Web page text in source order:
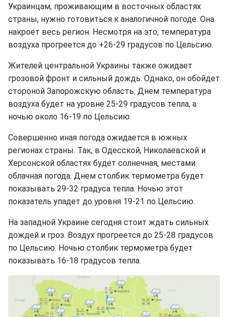
Украинцам, проживающим в восточных областях
страны, нужно готовиться к аналогичной погоде. Она
накроет весь регион. Несмотря на это, температура
воздуха прогреется до +26-29 градусов по Цельсию.
Жителей центральной Украины также ожидает
грозовой фронт и сильный дождь. Однако, он обойдет
стороной Запорожскую область. Днем температура
воздуха будет на уровне 25-29 градусов тепла, а
ночью около 16-19 по Цельсию.
Совершенно иная погода ожидается в южных
регионах страны. Так, в Одесской, Николаевской и
Херсонской областях будет солнечная, местами
облачная погода. Днем столбик термометра будет
показывать 29-32 градуса тепла. Ночью этот
показатель упадет до уровня 19-21 по Цельсию.
На западной Украине сегодня стоит ждать сильных
дождей и гроз. Воздух прогреется до 25-28 градусов
по Цельсию. Ночью столбик термометра будет
показывать 16-18 градусов тепла.